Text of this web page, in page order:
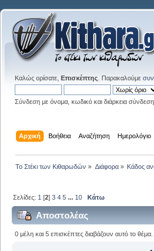
Καλώς ορίσατε, Επισκέπτης . Παρακαλούμε
Σύνδεση με όνομα, κωδικό και διάρκεια
Αρχική Βοήθεια Αναζήτηση Ημερολόγιο
Το Στέκι των Κιθαρωδών » Διάφορα» Κάδος
Σελίδες: 1 [2]3 4 5 ... 10 Κάτω
Αποστολέας
0 μέλη και 5 επισκέπτες διαβάζουν αυτό το θέμα.